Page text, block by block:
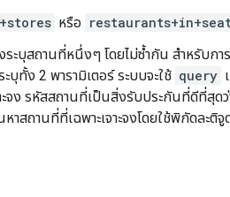
หรือ
ะบุสถานที่หนึ่งๆ โดยไม่ซ้ำกัน สำหรับกา
บุทั้ง 2 พารามิเตอร์ ระบบจะใช้ query
จง รหัสสถานที่เป็นสิ่งรับประกันที่ดีที่สุ
าสถานที่ที่เฉพาะเจาะจงโดยใช้พิกัดละติ